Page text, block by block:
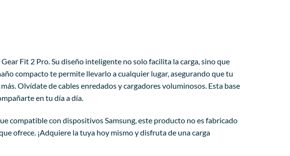
Fit 2 Pro. Su diseño inteligente no solo facilita la carga, sino que
compacto te permite llevarlo a cualquier lugar, asegurando que tu
Olvídate de cables enredados y cargadores voluminosos. Esta base
en tu día a día.
compatible con dispositivos Samsung, este producto no es fabricado
ofrece. ¡Adquiere la tuya hoy mismo y disfruta de una carga